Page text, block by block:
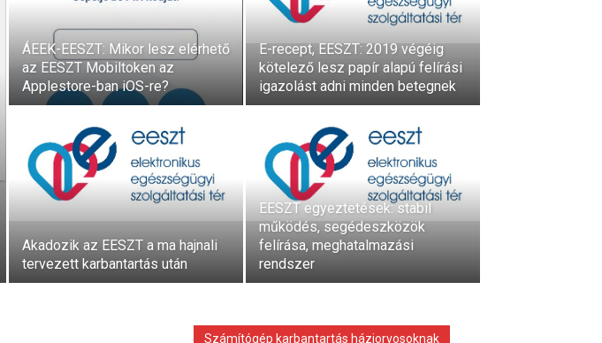
ÁEEK-EESZT: Mikor lesz elérhető
az EESZT Mobiltoken az
Applestore-ban iOS-re?
E-recept, EESZT: 2019 végéig
kötelező lesz papír alapú felírási
igazolást adni minden betegnek
Akadozik az EESZT a ma hajnali
tervezett karbantartás után
EESZT egyeztetések: stabil
működés, segédeszközök
felírása, meghatalmazási
rendszer
Számítógép karbantartás háziorvosoknak